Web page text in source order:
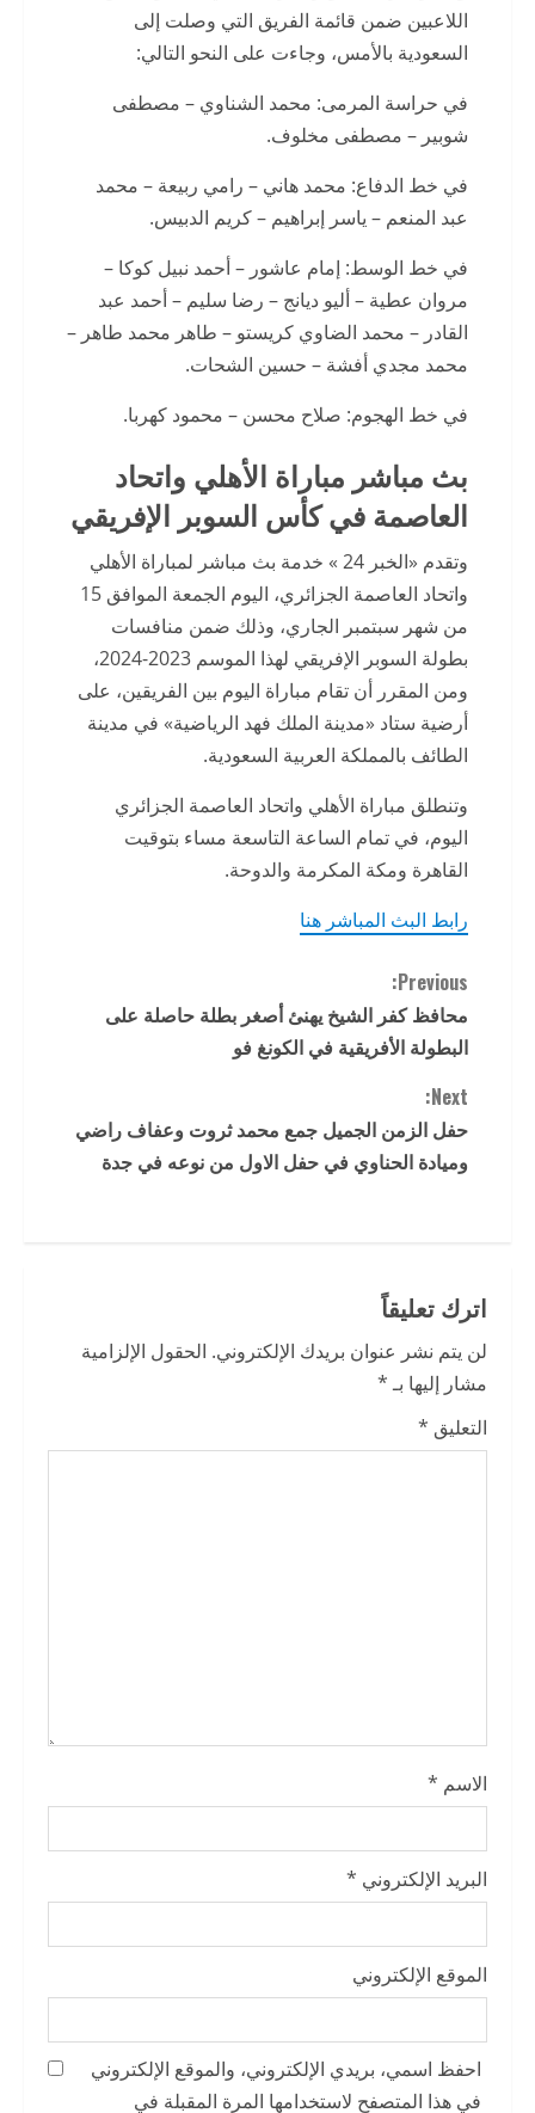
اللاعبين ضمن قائمة الفريق التي وصلت إلى
السعودية بالأمس، وجاءت على النحو التالي:
في حراسة المرمى: محمد الشناوي – مصطفى
شوبير – مصطفى مخلوف.
في خط الدفاع: محمد هاني – رامي ربيعة – محمد
عبد المنعم – ياسر إبراهيم – كريم الدبيس.
في خط الوسط: إمام عاشور – أحمد نبيل كوكا –
مروان عطية – أليو ديانج – رضا سليم – أحمد عبد
القادر – محمد الضاوي كريستو – طاهر محمد طاهر –
محمد مجدي أفشة – حسين الشحات.
في خط الهجوم: صلاح محسن – محمود كهربا.
بث مباشر مباراة الأهلي واتحاد
العاصمة في كأس السوبر الإفريقي
وتقدم «الخبر 24 » خدمة بث مباشر لمباراة الأهلي
واتحاد العاصمة الجزائري، اليوم الجمعة الموافق 15
من شهر سبتمبر الجاري، وذلك ضمن منافسات
بطولة السوبر الإفريقي لهذا الموسم 2023-2024،
ومن المقرر أن تقام مباراة اليوم بين الفريقين، على
أرضية ستاد «مدينة الملك فهد الرياضية» في مدينة
الطائف بالمملكة العربية السعودية.
وتنطلق مباراة الأهلي واتحاد العاصمة الجزائري
اليوم، في تمام الساعة التاسعة مساء بتوقيت
القاهرة ومكة المكرمة والدوحة.
رابط البث المباشر هنا
C
o
n
t
i
u
e
R
e
Previous:
محافظ كفر الشيخ يهنئ أصغر بطلة حاصلة على
البطولة الأفريقية في الكونغ فو
Next:
حفل الزمن الجميل جمع محمد ثروت وعفاف راضي
وميادة الحناوي في حفل الاول من نوعه في جدة
اترك تعليقاً
لن يتم نشر عنوان بريدك الإلكتروني. الحقول الإلزامية
مشار إليها بـ*
التعليق *
الاسم *
البريد الإلكتروني *
الموقع الإلكتروني
احفظ اسمي، بريدي الإلكتروني، والموقع الإلكتروني
في هذا المتصفح لاستخدامها المرة المقبلة في